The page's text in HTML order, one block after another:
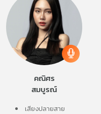
คณิศร
สมบูรณ์
เสียงปลายสาย